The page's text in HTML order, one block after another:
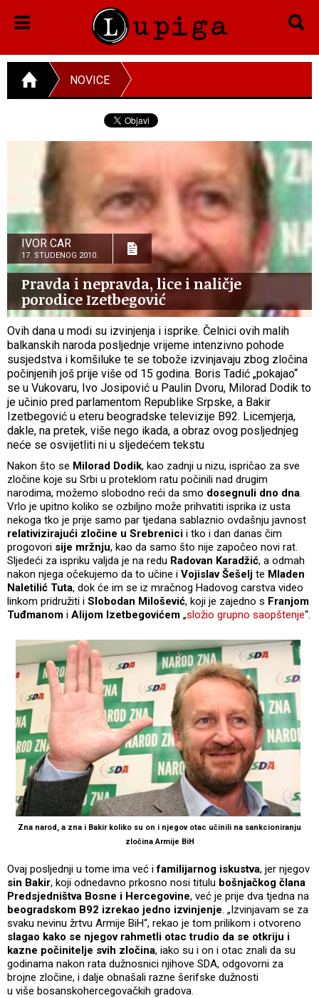
NOVICE
IVOR CAR
17. STUDENOG 2010.
Pravda i nepravda, lice i naličje
porodice Izetbegović
Ovih dana u modi su izvinjenja i isprike. Čelnici ovih malih
balkanskih naroda posljednje vrijeme intenzivno pohode
susjedstva i komšiluke te se tobože izvinjavaju zbog zločina
počinjenih još prije više od 15 godina. Boris Tadić „pokajao“
se u Vukovaru, Ivo Josipović u Paulin Dvoru, Milorad Dodik to
je učinio pred parlamentom Republike Srpske, a Bakir
Izetbegović u eteru beogradske televizije B92. Licemjerja,
dakle, na pretek, više nego ikada, a obraz ovog posljednjeg
neće se osvijetliti ni u sljedećem tekstu
Nakon što se Milorad Dodik, kao zadnji u nizu, ispričao za sve
zločine koje su Srbi u proteklom ratu počinili nad drugim
narodima, možemo slobodno reći da smo dosegnuli dno dna.
Vrlo je upitno koliko se ozbiljno može prihvatiti isprika iz usta
nekoga tko je prije samo par tjedana sablaznio ovdašnju javnost
relativizirajući zločine u Srebrenici i tko i dan danas čim
progovori sije mržnju, kao da samo što nije započeo novi rat.
Sljedeći za ispriku valjda je na redu Radovan Karadžić, a odmah
nakon njega očekujemo da to učine i Vojislav Šešelj te Mladen
Naletilić Tuta, dok će im se iz mračnog Hadovog carstva video
linkom pridružiti i Slobodan Milošević, koji je zajedno s Franjom
Tuđmanom i Alijom Izetbegovićem „složio grupno saopštenje“.
Zna narod, a zna i Bakir koliko su on i njegov otac učinili na sankcioniranju
zločina Armije BiH
Ovaj posljednji u tome ima već ifamilijarnog iskustva, jer njegov
sin Bakir, koji odnedavno prkosno nosi titulu bošnjačkog člana
Predsjedništva Bosne i Hercegovine, već je prije dva tjedna na
beogradskom B92 izrekao jedno izvinjenje. „Izvinjavam se za
svaku nevinu žrtvu Armije BiH“, rekao je tom prilikom i otvoreno
slagao kako se njegov rahmetli otac trudio da se otkriju i
kazne počinitelje svih zločina, iako su i on i otac znali da su
godinama nakon rata dužnosnici njihove SDA, odgovorni za
brojne zločine, i dalje obnašali razne šerifske dužnosti
u više bosanskohercegovačkih gradova.